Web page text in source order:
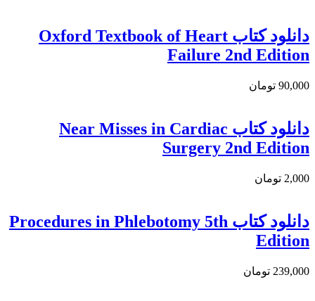
دانلود كتاب Oxford Textbook of Heart
Failure 2nd Edition
90,000 تومان
دانلود كتاب Near Misses in Cardiac
Surgery 2nd Edition
2,000 تومان
دانلود کتاب Procedures in Phlebotomy 5th
Edition
239,000 تومان